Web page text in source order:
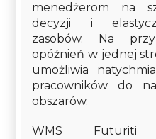
menedżerom na
decyzji i
zasobów. Na
opóźnień w jednej
umożliwia
pracowników do
obszarów.
WMS Futuriti